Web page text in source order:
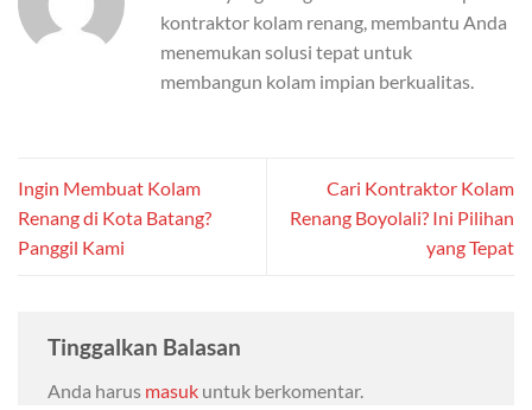
kontraktor kolam renang, membantu Anda
menemukan solusi tepat untuk
membangun kolam impian berkualitas.
Ingin Membuat Kolam
Renang di Kota Batang?
Panggil Kami
Cari Kontraktor Kolam
Renang Boyolali? Ini Pilihan
yang Tepat
Tinggalkan Balasan
Anda harus masuk untuk berkomentar.